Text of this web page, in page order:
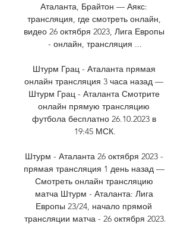
Аталанта, Брайтон — Аякс:
трансляция, где смотреть онлайн,
видео 26 октября 2023, Лига Европы
- онлайн, трансляция ...
Штурм Грац - Аталанта прямая
онлайн трансляция 3 часа назад —
Штурм Грац - Аталанта Смотрите
онлайн прямую трансляцию
футбола бесплатно 26.10.2023 в
19:45 МСК.
Штурм - Аталанта 26 октября 2023 -
прямая трансляция 1 день назад —
Смотреть онлайн трансляцию
матча Штурм - Аталанта: Лига
Европы 23/24, начало прямой
трансляции матча - 26 октября 2023.